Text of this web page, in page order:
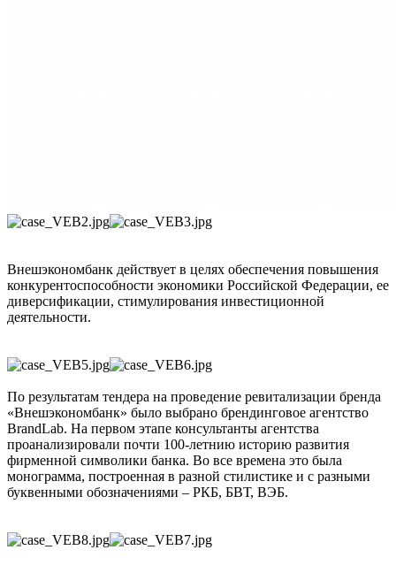
Внешэкономбанк действует в целях обеспечения повышения
конкурентоспособности экономики Российской Федерации, ее
диверсификации, стимулирования инвестиционной
деятельности.
По результатам тендера на проведение ревитализации бренда
«Внешэкономбанк» было выбрано брендинговое агентство
BrandLab. На первом этапе консультанты агентства
проанализировали почти 100-летнию историю развития
фирменной символики банка. Во все времена это была
монограмма, построенная в разной стилистике и с разными
буквенными обозначениями – РКБ, БВТ, ВЭБ.